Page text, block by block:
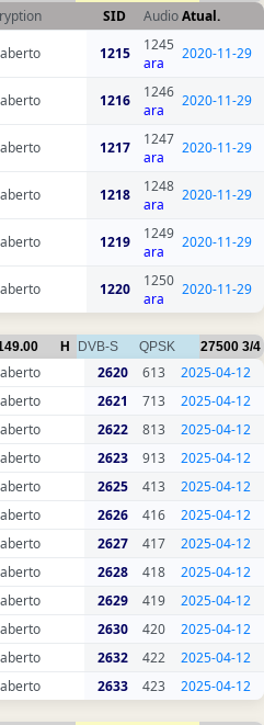
SID AudioAtual.
1215
1245
ara
2020-11-29
1216
1246
ara
2020-11-29
1217
1247
ara
2020-11-29
1218
1248
ara
2020-11-29
1219
1249
ara
2020-11-29
1220
1250
ara
2020-11-29
H DVB-S QPSK 27500 3/4
2620 613
2025-04-12
2621 713
2025-04-12
2622 813
2025-04-12
2623 913
2025-04-12
2625 413
2025-04-12
2626 416
2025-04-12
2627 417
2025-04-12
2628 418
2025-04-12
2629 419
2025-04-12
2630 420
2025-04-12
2632 422
2025-04-12
2633 423 2025-04-12